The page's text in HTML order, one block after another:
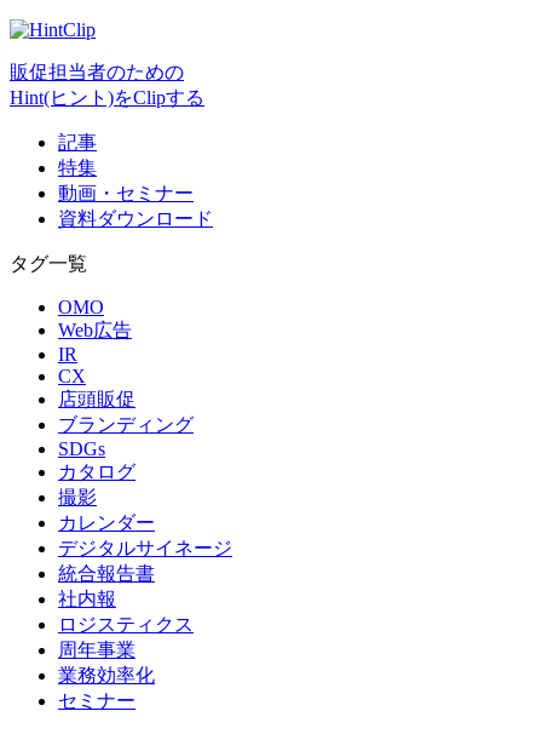
販促担当者のための
Hint(ヒント)をClipする
記事
特集
動画・セミナー
資料ダウンロード
タグ一覧
OMO
Web広告
IR
CX
店頭販促
ブランディング
SDGs
カタログ
撮影
カレンダー
デジタルサイネージ
統合報告書
社内報
ロジスティクス
周年事業
業務効率化
セミナー